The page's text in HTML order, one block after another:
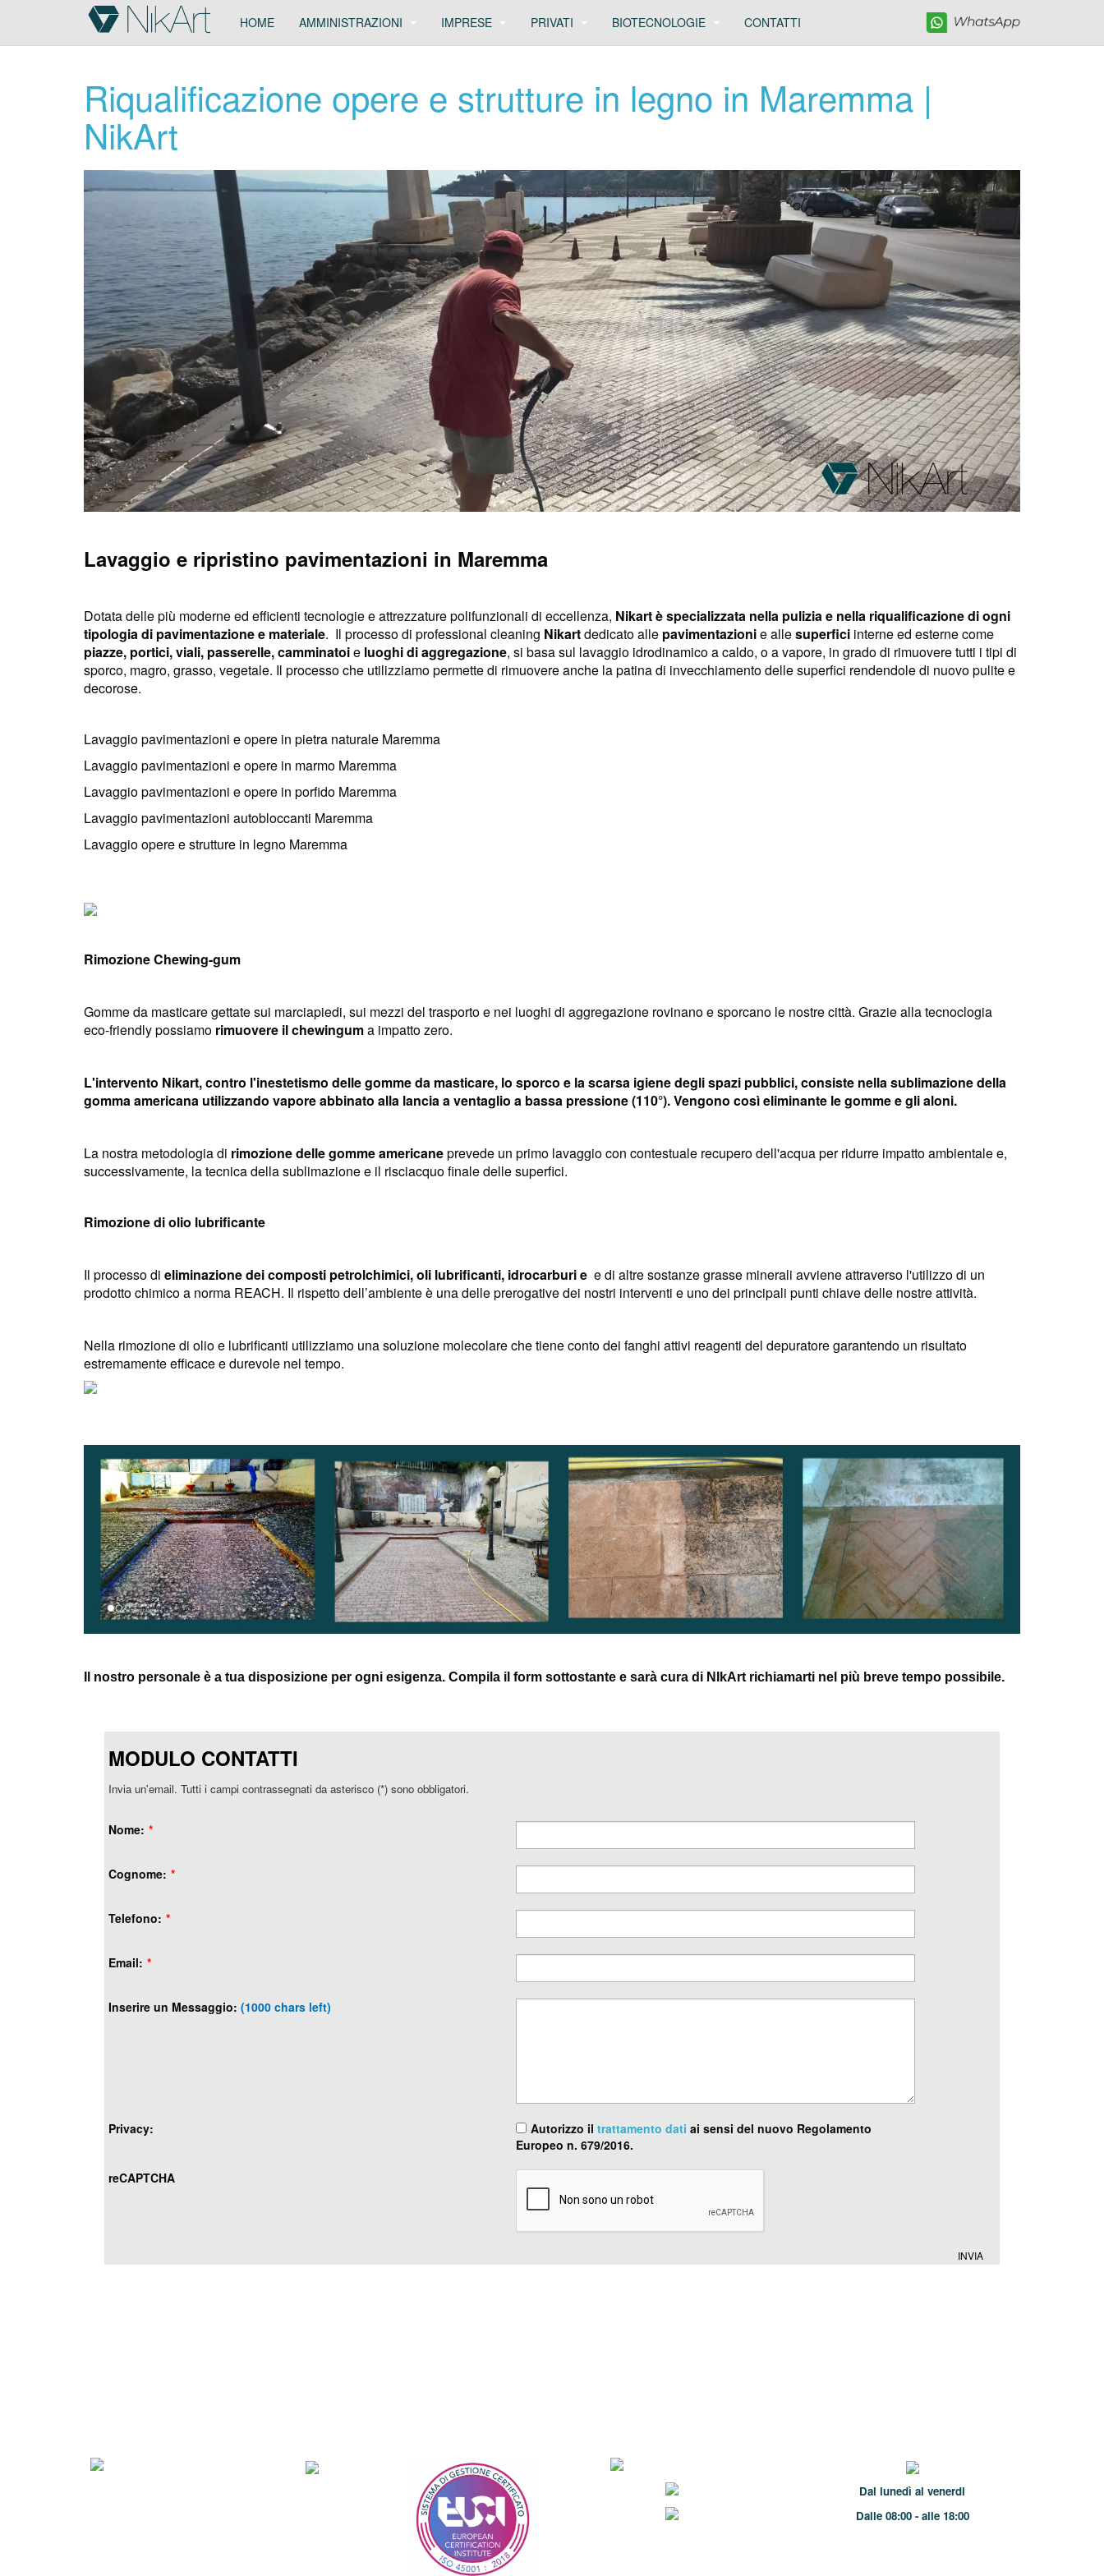
HOME AMMINISTRAZIONI IMPRESE PRIVATI BIOTECNOLOGIE CONTATTI
Riqualificazione opere e strutture in legno in Maremma |
NikArt
Lavaggio e ripristino pavimentazioni in Maremma
Dotata delle più moderne ed efficienti tecnologie e attrezzature polifunzionali di eccellenza, Nikart è specializzata nella pulizia e nella riqualificazione di ogni
tipologia di pavimentazione e materiale. Il processo di professional cleaning Nikartdedicato alle pavimentazionie allesuperfici interne ed esterne come
piazze, portici, viali, passerelle, camminatoie luoghi di aggregazione, si basa sul lavaggio idrodinamico a caldo, o a vapore, in grado di rimuovere tutti i tipi di
sporco, magro, grasso, vegetale. Il processo che utilizziamo permette di rimuovere anche la patina di invecchiamento delle superfici rendendole di nuovo pulite e
decorose.
Lavaggio pavimentazioni e opere in pietra naturale Maremma
Lavaggio pavimentazioni e opere in marmo Maremma
Lavaggio pavimentazioni e opere in porfido Maremma
Lavaggio pavimentazioni autobloccanti Maremma
Lavaggio opere e strutture in legno Maremma
Rimozione Chewing-gum
Gomme da masticare gettate sui marciapiedi, sui mezzi del trasporto e nei luoghi di aggregazione rovinano e sporcano le nostre città. Grazie alla tecnoclogia
eco-friendly possiamo rimuovere il chewinguma impatto zero.
L'intervento Nikart, contro l'inestetismo delle gomme da masticare, lo sporco e la scarsa igiene degli spazi pubblici, consiste nella sublimazione della
gomma americana utilizzando vapore abbinato alla lancia a ventaglio a bassa pressione (110°). Vengono così eliminante le gomme e gli aloni.
La nostra metodologia di rimozione delle gomme americaneprevede un primo lavaggio con contestuale recupero dell'acqua per ridurre impatto ambientale e,
successivamente, la tecnica della sublimazione e il risciacquo finale delle superfici.
Rimozione di olio lubrificante
Il processo di eliminazione dei composti petrolchimici, oli lubrificanti, idrocarburi e e di altre sostanze grasse minerali avviene attraverso l'utilizzo di un
prodotto chimico a norma REACH. Il rispetto dell’ambiente è una delle prerogative dei nostri interventi e uno dei principali punti chiave delle nostre attività.
Nella rimozione di olio e lubrificanti utilizziamo una soluzione molecolare che tiene conto dei fanghi attivi reagenti del depuratore garantendo un risultato
estremamente efficace e durevole nel tempo.
Il nostro personale è a tua disposizione per ogni esigenza. Compila il form sottostante e sarà cura di NIkArt richiamarti nel più breve tempo possibile.
MODULO CONTATTI
Invia un'email. Tutti i campi contrassegnati da asterisco (*) sono obbligatori.
Nome: *
Cognome: *
Telefono: *
Email: *
Inserire un Messaggio: (1000 chars left)
Privacy: Autorizzo il trattamento dati ai sensi del nuovo Regolamento
Europeo n. 679/2016.
reCAPTCHA
INVIA
Dal lunedì al venerdi
Dalle 08:00 - alle 18:00